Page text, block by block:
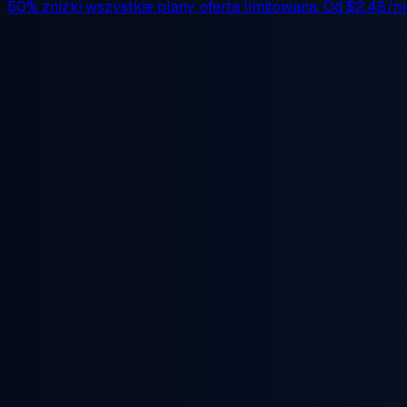
50% zniżki wszystkie plany, oferta limitowana. Od $2.48/